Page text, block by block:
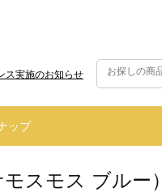
ス実施のお知らせ
ップ
スモス ブル